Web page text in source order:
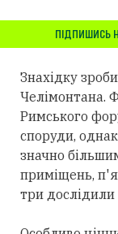
ПІДПИШИСЬ
Знахідку
Челімонтана.
Римського
споруди,
значно
приміщень,
три дослідили